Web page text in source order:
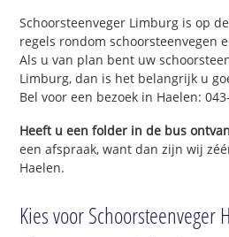
Schoorsteenveger Limburg is op
regels rondom schoorsteenvegen
Als u van plan bent uw
Limburg, dan is het belangrijk u
Bel voor een bezoek in Haelen:
Heeft u een folder in de bus
een afspraak, want dan zijn wij
Haelen.
Kies voor Schoorsteenveger